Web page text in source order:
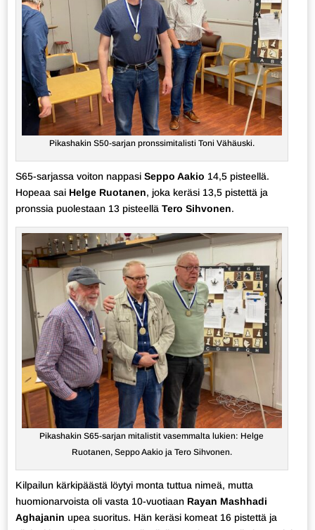
Pikashakin S50-sarjan pronssimitalisti Toni Vähäuski.
S65-sarjassa voiton nappasi Seppo Aakio 14,5 pisteellä.
Hopeaa sai Helge Ruotanen, joka keräsi 13,5 pistettä ja
pronssia puolestaan 13 pisteellä Tero Sihvonen.
Pikashakin S65-sarjan mitalistit vasemmalta lukien: Helge
Ruotanen, Seppo Aakio ja Tero Sihvonen.
Kilpailun kärkipäästä löytyi monta tuttua nimeä, mutta
huomionarvoista oli vasta 10-vuotiaan Rayan Mashhadi
Aghajanin upea suoritus. Hän keräsi komeat 16 pistettä ja